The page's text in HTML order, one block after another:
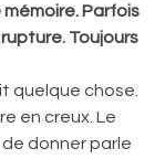
Parfois
Toujours
quelque chose.
en creux. Le
donner parle